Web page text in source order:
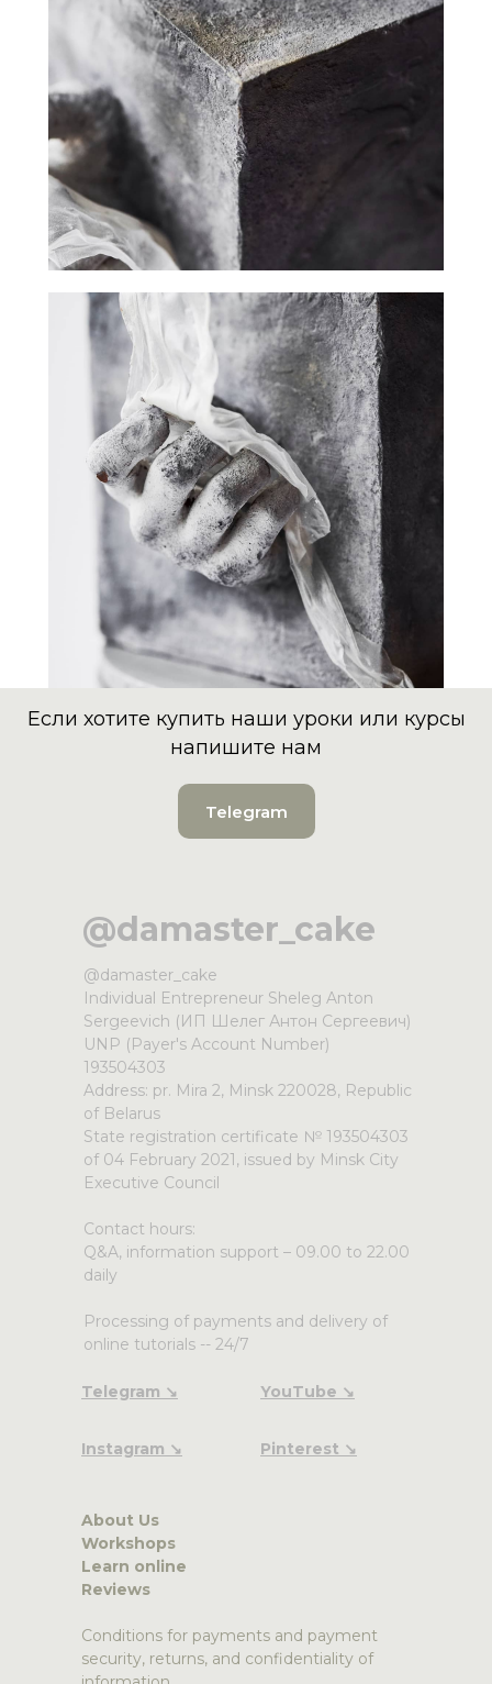
Если хотите купить наши уроки или курсы
напишите нам
Telegram
@damaster_cake
@damaster_cake
Individual Entrepreneur Sheleg Anton
Sergeevich (ИП Шелег Антон Сергеевич)
UNP (Payer's Account Number)
193504303
Address: pr. Mira 2, Minsk 220028, Republic
of Belarus
State registration certificate № 193504303
of 04 February 2021, issued by Minsk City
Executive Council
Contact hours:
Q&A, information support – 09.00 to 22.00
daily
Processing of payments and delivery of
online tutorials -- 24/7
About Us
Workshops
Learn online
Reviews
Conditions for payments and payment
security, returns, and confidentiality of
Telegram ↘
Instagram ↘ Pinterest ↘
YouTube ↘